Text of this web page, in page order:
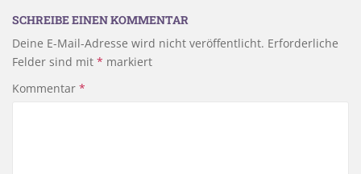
SCHREIBE EINEN KOMMENTAR
Deine E-Mail-Adresse wird nicht veröffentlicht. Erforderliche
Felder sind mit * markiert
Kommentar *